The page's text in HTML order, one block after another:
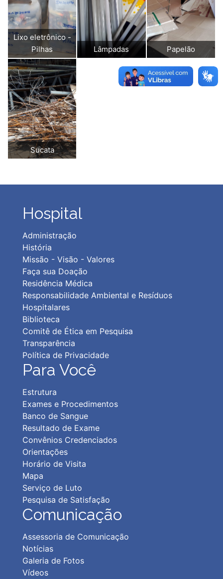
Lixo eletrônico -
Pilhas
Lâmpadas Papelão
Sucata
Hospital
Administração
História
Missão - Visão - Valores
Faça sua Doação
Residência Médica
Responsabilidade Ambiental e Resíduos
Hospitalares
Biblioteca
Comitê de Ética em Pesquisa
Transparência
Política de Privacidade
Para Você
Estrutura
Exames e Procedimentos
Banco de Sangue
Resultado de Exame
Convênios Credenciados
Orientações
Horário de Visita
Mapa
Serviço de Luto
Pesquisa de Satisfação
Comunicação
Assessoria de Comunicação
Notícias
Galeria de Fotos
Vídeos